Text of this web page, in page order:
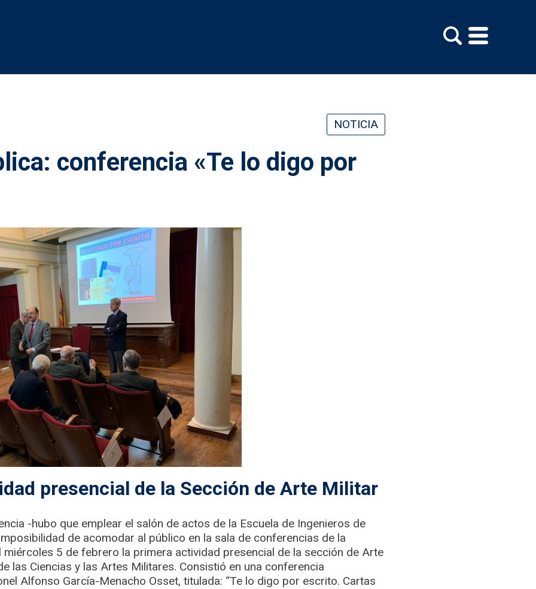
NOTICIA
conferencia «Te lo digo por
presencial de la Sección de Arte Militar
-hubo que emplear el salón de actos de la Escuela de Ingenieros de
de acomodar al público en la sala de conferencias de la
miércoles 5 de febrero la primera actividad presencial de la sección de Arte
las Ciencias y las Artes Militares. Consistió en una conferencia
Alfonso García-Menacho Osset, titulada: “Te lo digo por escrito. Cartas